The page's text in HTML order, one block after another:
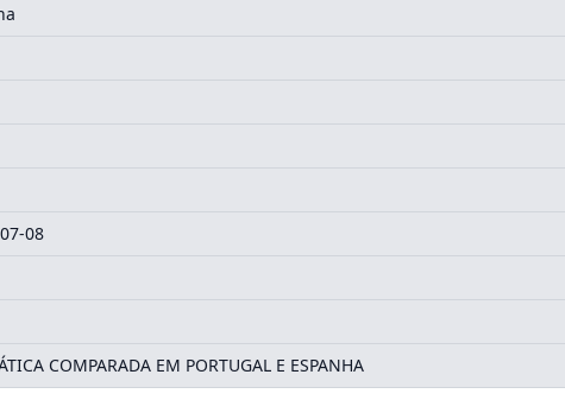
08
COMPARADA EM PORTUGAL E ESPANHA